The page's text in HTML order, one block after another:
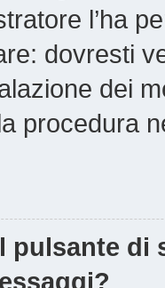
l’ha
dovresti
dei
procedura
pulsante